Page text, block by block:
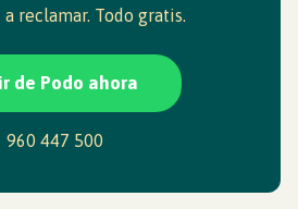
a reclamar. Todo gratis.
de Podo ahora
960 447 500